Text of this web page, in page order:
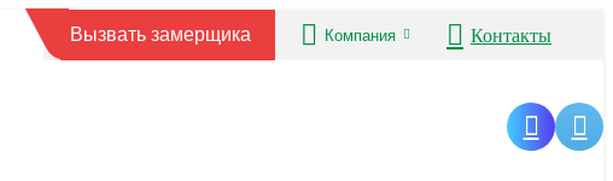
Вызвать замерщика Компания Контакты